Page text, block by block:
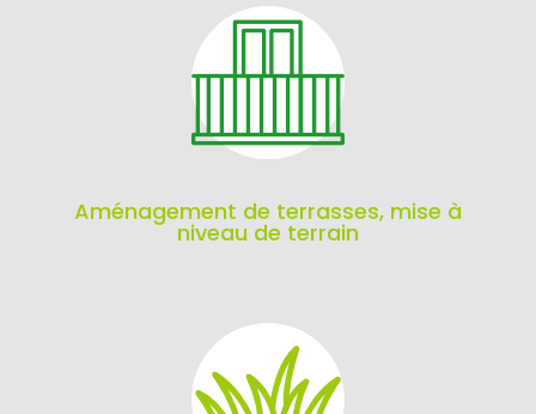
Aménagement de terrasses, mise à
niveau de terrain